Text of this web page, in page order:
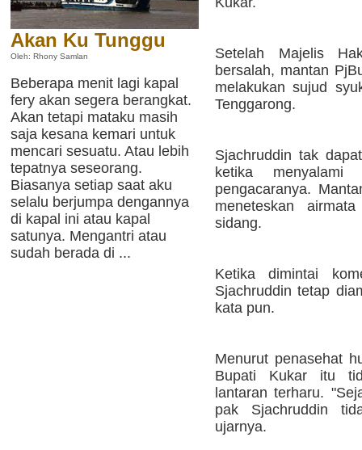
Akan Ku Tunggu
Oleh: Rhony Samlan
Beberapa menit lagi kapal
fery akan segera berangkat.
Akan tetapi mataku masih
saja kesana kemari untuk
mencari sesuatu. Atau lebih
tepatnya seseorang.
Biasanya setiap saat aku
selalu berjumpa dengannya
di kapal ini atau kapal
satunya. Mengantri atau
sudah berada di ...
Setelah Majelis
bersalah, mantan
melakukan sujud
Tenggarong.
Sjachruddin tak
ketika
pengacaranya.
meneteskan
sidang.
Ketika dimintai
Sjachruddin tetap
kata pun.
Menurut penasehat
Bupati Kukar itu
lantaran terharu.
pak Sjachruddin
ujarnya.